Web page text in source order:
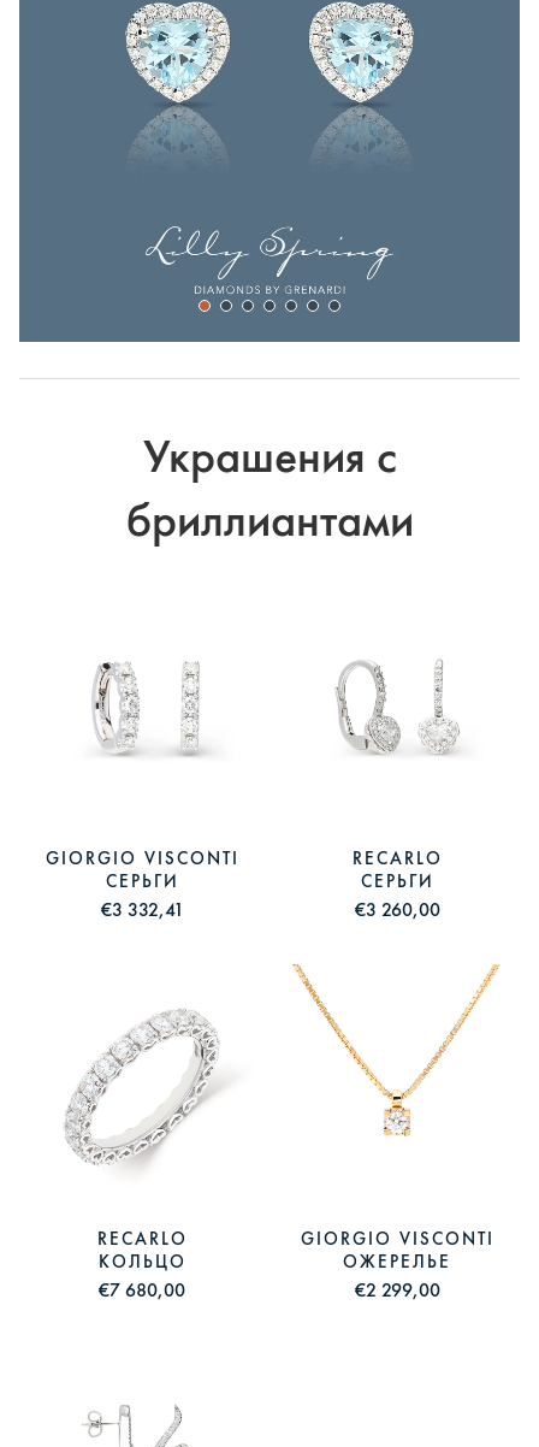
Украшения с
бриллиантами
GIORGIO VISCONTI
СЕРЬГИ
€3 332,41
RECARLO
СЕРЬГИ
€3 260,00
RECARLO
КОЛЬЦО
€7 680,00
GIORGIO VISCONTI
ОЖЕРЕЛЬЕ
€2 299,00